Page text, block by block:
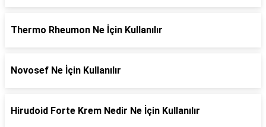
Thermo Rheumon Ne İçin Kullanılır
Novosef Ne İçin Kullanılır
Hirudoid Forte Krem Nedir Ne İçin Kullanılır